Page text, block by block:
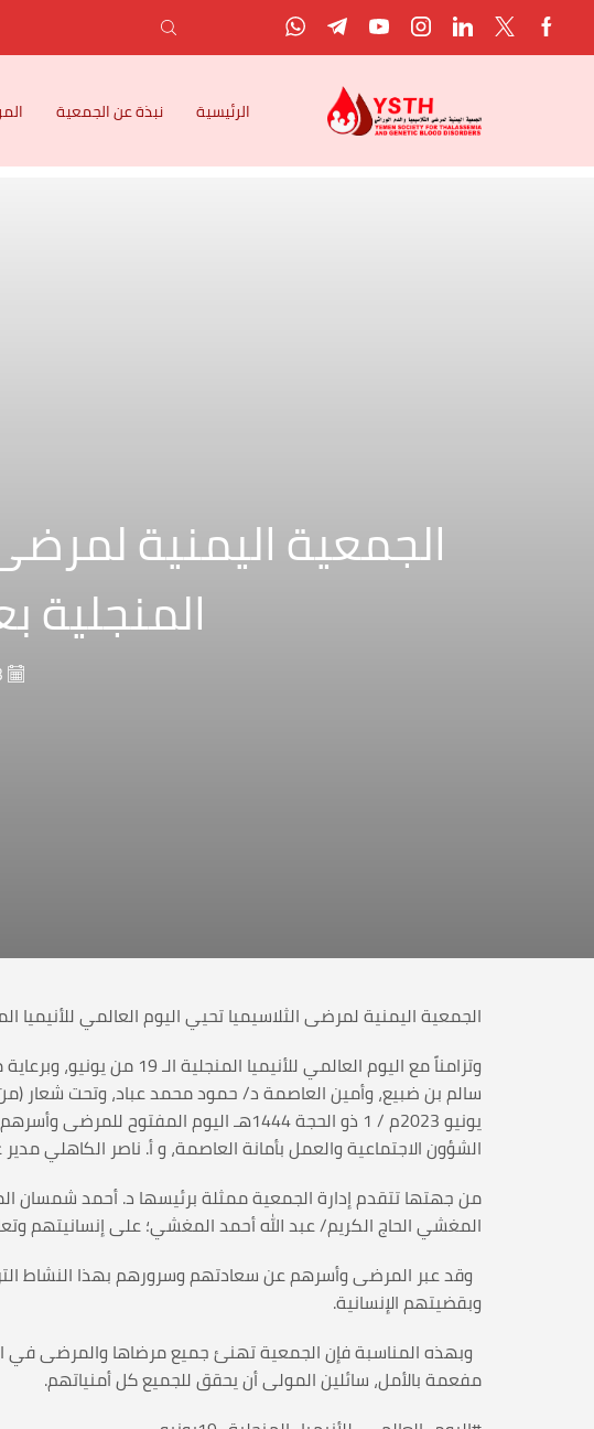
الرئيسية نبذة عن الجمعية
الجمعية اليمنية
المنجلية
الجمعية اليمنية لمرضى الثلاسيميا تحيي اليوم العالمي للأنيميا
وتزامناً مع اليوم
يونيو 2023م / 1 ذو الحجة 1444هـ
الشؤون الاجتماعية والعمل بأمانة العاصمة، و أ. ناصر الكاهلي
من جهتها تتقدم إدارة الجمعية ممثلة برئيسها د. أحمد شمسان
المغشي الحاج الكريم/ عبد الله أحمد المغشي؛ على إنسانيتهم
وقد عبر المرضى وأسرهم عن سعادتهم وسرورهم بهذا النشاط
وبقضيتهم الإنسانية.
وبهذه المناسبة فإن الجمعية تهنئ جميع مرضاها والمرضى في
مفعمة بالأمل، سائلين المولى أن يحقق للجميع كل أمنياتهم.